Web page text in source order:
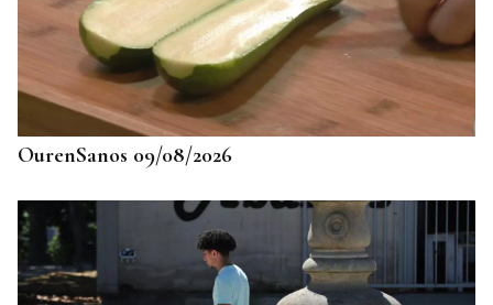
725 PLAZAS EN GALICIA
Récord histórico de plazas de Formación Sanitaria
Especializada en 2027: fechas y claves de la
convocatoria
OurenSanos 09/08/2026